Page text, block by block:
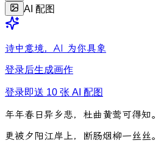
AI 配图
诗中意境，AI 为你具象
登录后生成画作
登录即送 10 张 AI 配图
年年春日异 乡悲， 杜曲黄莺可得知。
更被夕阳江岸上， 断肠烟柳一丝丝。